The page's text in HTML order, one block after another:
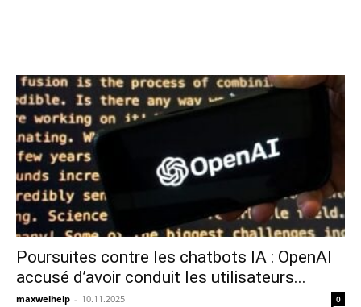
Poursuites contre les chatbots IA : OpenAI
accusé d’avoir conduit les utilisateurs...
maxwelhelp - 10.11.2025 0